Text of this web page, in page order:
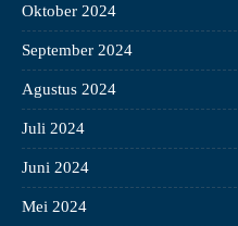
Oktober 2024
September 2024
Agustus 2024
Juli 2024
Juni 2024
Mei 2024